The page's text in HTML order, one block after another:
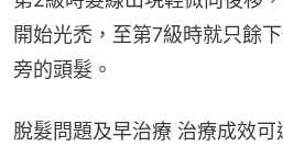
開始光禿，至第7級時就只餘
旁的頭髮。
脫髮問題及早治療 治療成效